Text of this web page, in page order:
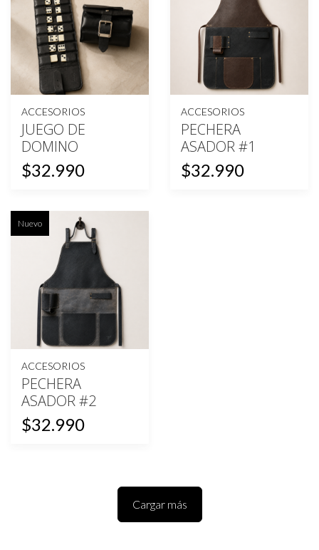
ACCESORIOS
JUEGO DE
DOMINO
$32.990
ACCESORIOS
PECHERA
ASADOR #1
$32.990
Nuevo
ACCESORIOS
PECHERA
ASADOR #2
$32.990
Cargar más